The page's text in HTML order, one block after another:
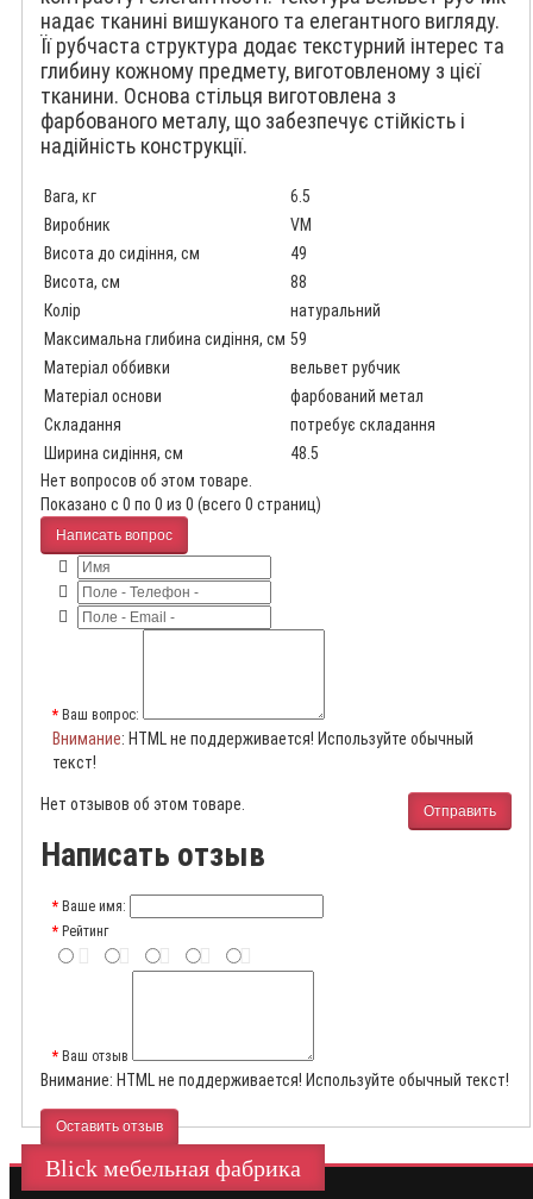
надає тканині вишуканого та елегантного вигляду.
Її рубчаста структура додає текстурний інтерес та
глибину кожному предмету, виготовленому з цієї
тканини. Основа стільця виготовлена з
фарбованого металу, що забезпечує стійкість і
надійність конструкції.
Вага, кг
6.5
Виробник
VM
Висота до сидіння, см
49
Висота, см
88
Колір
натуральний
Максимальна глибина сидіння, см 59
Матеріал оббивки
вельвет рубчик
Матеріал основи
фарбований метал
Складання
потребує складання
Ширина сидіння, см
48.5
Нет вопросов об этом товаре.
Показано с 0 по 0 из 0 (всего 0 страниц)
Написать вопрос
Ваш вопрос:
Внимание: HTML не поддерживается! Используйте обычный
текст!
Отправить
Нет отзывов об этом товаре.
Написать отзыв
Ваше имя:
Рейтинг
Ваш отзыв
Внимание: HTML не поддерживается! Используйте обычный текст!
Оставить отзыв
Blick мебельная фабрика